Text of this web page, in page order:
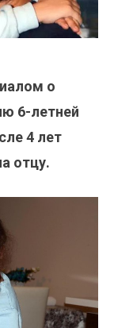
о
6-летней
4 лет
отцу.